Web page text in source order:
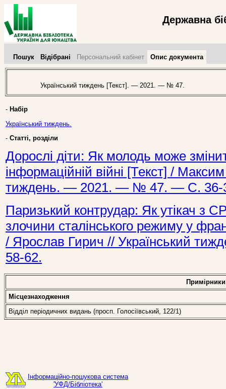
Державна
Пошук Відібрані Персональний кабінет Опис документа
Український тиждень [Текст]. — 2021. — № 47.
- Набір
Український тиждень.
- Статті, розділи
Дорослі діти: Як молодь може
інформаційній війні [Текст] /
тиждень. — 2021. — № 47. — С. 36-
Паризький контрудар: Як утікач з
злочини сталінського режиму у
/ Ярослав Гирич // Український
58-62.
Примірники
Місцезнаходження
Відділ періодичних видань (просп. Голосіївський, 122/1)
Інформаційно-пошукова система
'УФД/Бібліотека'